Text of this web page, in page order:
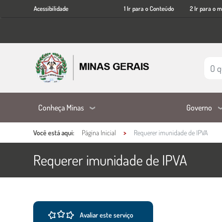
para
conteúdo
Acessibilidade
Acessibilidade 1 Ir para o Conteúdo 2 Ir para o
Conheça Minas Governo
Você está aqui: Página Inicial Requerer imunidade de IPVA
Requerer imunidade de IPVA
Conteúdo Principal
Ações e informações do
Avaliar este serviço